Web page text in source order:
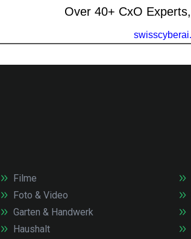
Filme
Foto & Video
Garten & Handwerk
Haushalt